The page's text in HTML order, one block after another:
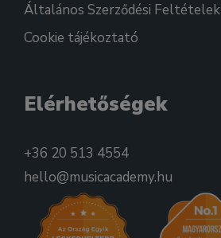
Általános Szerződési Feltételek
Cookie tájékoztató
Elérhetőségek
+36 20 513 4554
hello@musicacademy.hu